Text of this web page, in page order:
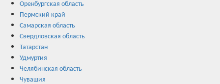
Оренбургская область
Пермский край
Самарская область
Свердловская область
Татарстан
Удмуртия
Челябинская область
Чувашия